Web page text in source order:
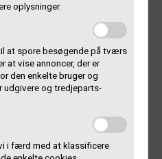
oplysninger.
at spore besøgende på tværs
at vise annoncer, der er
den enkelte bruger og
og tredjeparts-
i færd med at klassificere
i Skuespilhuset den 19.
du indspillet musik? Så